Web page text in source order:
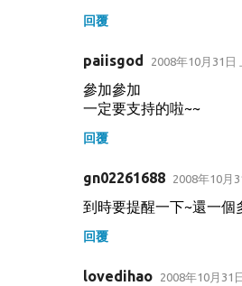
回覆
paiisgod 2008年10月31日
參加參加
一定要支持的啦~~
回覆
gn02261688 2008年10月
到時要提醒一下~還一個
回覆
lovedihao 2008年10月31